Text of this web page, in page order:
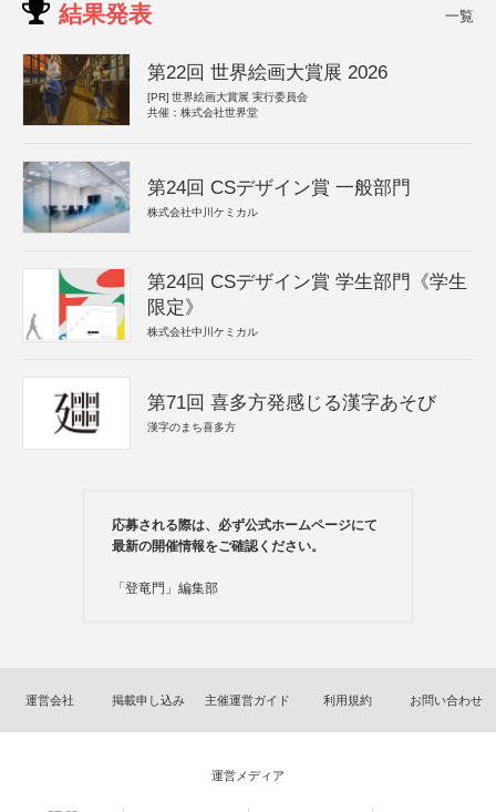
結果発表 一覧
第22回 世界絵画大賞展 2026
[PR] 世界絵画大賞展 実行委員会
共催：株式会社世界堂
第24回 CSデザイン賞 一般部門
株式会社中川ケミカル
第24回 CSデザイン賞 学生部門《学生
限定》
株式会社中川ケミカル
第71回 喜多方発感じる漢字あそび
漢字のまち喜多方
応募される際は、必ず公式ホームページにて
最新の開催情報をご確認ください。
「登竜門」編集部
運営会社 掲載申し込み 主催運営ガイド 利用規約 お問い合わせ
運営メディア